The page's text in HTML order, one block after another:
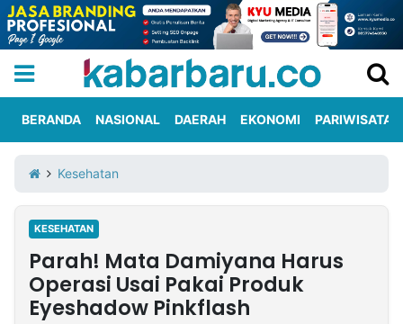
Iklan
Berita
Kami
Nasional
International
Olahraga
Entertainment
Daerah
Pariwisata
Kuliner
Kolom
BERANDA NASIONAL DAERAH EKONOMI PARIWISATA
Kesehatan
KESEHATAN
Parah! Mata Damiyana Harus
Operasi Usai Pakai Produk
Eyeshadow Pinkflash